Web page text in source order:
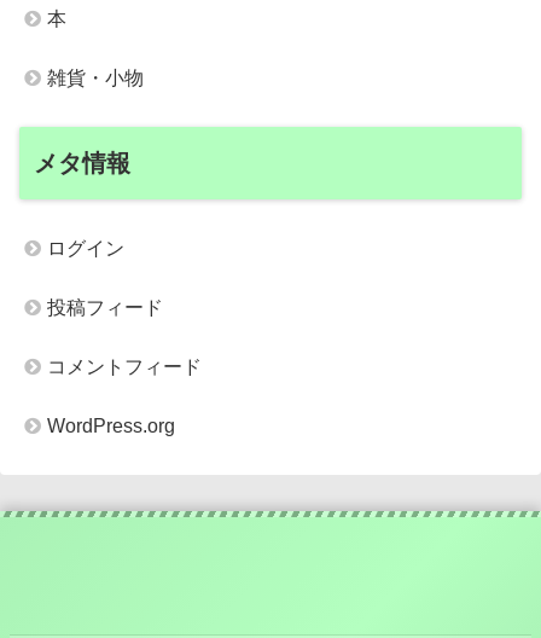
本
雑貨・小物
メタ情報
ログイン
投稿フィード
コメントフィード
WordPress.org